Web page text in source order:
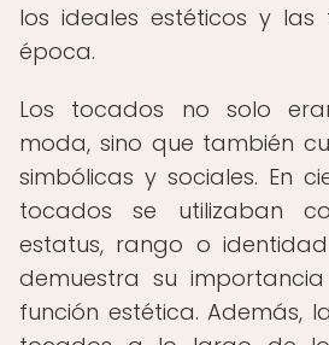
los ideales estéticos y las
época.
Los tocados no solo
moda, sino que también
simbólicas y sociales. En
tocados se utilizaban
estatus, rango o
demuestra su
función estética. Además,